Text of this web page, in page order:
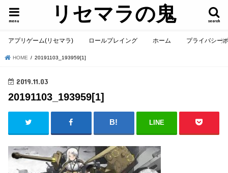
リセマラの鬼 search
menu
アプリゲーム(リセマラ) ロールプレイング ホーム プライバシー
HOME 20191103_193959[1]
2019.11.03
20191103_193959[1]
LINE